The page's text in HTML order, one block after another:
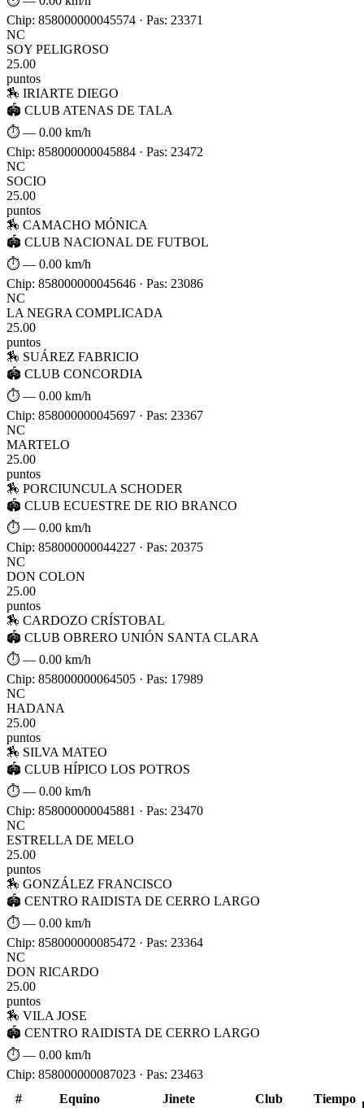
Chip: 858000000045574 · Pas: 23371
NC
SOY PELIGROSO
25.00
puntos
🏇 IRIARTE DIEGO
🏟 CLUB ATENAS DE TALA
⏱ — 0.00 km/h
Chip: 858000000045884 · Pas: 23472
NC
SOCIO
25.00
puntos
🏇 CAMACHO MÓNICA
🏟 CLUB NACIONAL DE FUTBOL
⏱ — 0.00 km/h
Chip: 858000000045646 · Pas: 23086
NC
LA NEGRA COMPLICADA
25.00
puntos
🏇 SUÁREZ FABRICIO
🏟 CLUB CONCORDIA
⏱ — 0.00 km/h
Chip: 858000000045697 · Pas: 23367
NC
MARTELO
25.00
puntos
🏇 PORCIUNCULA SCHODER
🏟 CLUB ECUESTRE DE RIO BRANCO
⏱ — 0.00 km/h
Chip: 858000000044227 · Pas: 20375
NC
DON COLON
25.00
puntos
🏇 CARDOZO CRÍSTOBAL
🏟 CLUB OBRERO UNIÓN SANTA CLARA
⏱ — 0.00 km/h
Chip: 858000000064505 · Pas: 17989
NC
HADANA
25.00
puntos
🏇 SILVA MATEO
🏟 CLUB HÍPICO LOS POTROS
⏱ — 0.00 km/h
Chip: 858000000045881 · Pas: 23470
NC
ESTRELLA DE MELO
25.00
puntos
🏇 GONZÁLEZ FRANCISCO
🏟 CENTRO RAIDISTA DE CERRO LARGO
⏱ — 0.00 km/h
Chip: 858000000085472 · Pas: 23364
NC
DON RICARDO
25.00
puntos
🏇 VILA JOSE
🏟 CENTRO RAIDISTA DE CERRO LARGO
⏱ — 0.00 km/h
Chip: 858000000087023 · Pas: 23463
#
Equino Jinete Club Tiempo